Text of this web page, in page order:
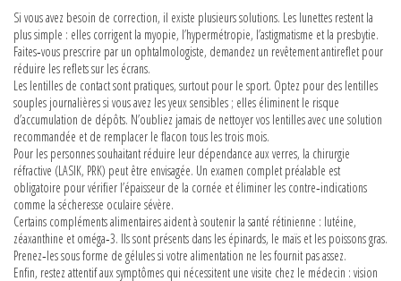
Si vous avez besoin de correction, il existe plusieurs solutions. Les lunettes restent la
plus simple : elles corrigent la myopie, l’hypermétropie, l’astigmatisme et la presbytie.
Faites‑vous prescrire par un ophtalmologiste, demandez un revêtement antireflet pour
réduire les reflets sur les écrans.
Les lentilles de contact sont pratiques, surtout pour le sport. Optez pour des lentilles
souples journalières si vous avez les yeux sensibles ; elles éliminent le risque
d’accumulation de dépôts. N’oubliez jamais de nettoyer vos lentilles avec une solution
recommandée et de remplacer le flacon tous les trois mois.
Pour les personnes souhaitant réduire leur dépendance aux verres, la chirurgie
réfractive (LASIK, PRK) peut être envisagée. Un examen complet préalable est
obligatoire pour vérifier l’épaisseur de la cornée et éliminer les contre‑indications
comme la sécheresse oculaire sévère.
Certains compléments alimentaires aident à soutenir la santé rétinienne : lutéine,
zéaxanthine et oméga‑3. Ils sont présents dans les épinards, le maïs et les poissons gras.
Prenez‑les sous forme de gélules si votre alimentation ne les fournit pas assez.
Enfin, restez attentif aux symptômes qui nécessitent une visite chez le médecin : vision